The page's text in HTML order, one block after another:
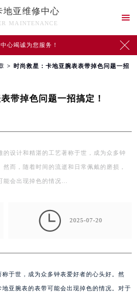
地亚维修中心
MAINTENANCE

心竭诚为您服务！ 
> 时尚救星：卡地亚腕表表带掉色问题一招
带掉色问题一招搞定！
的设计和精湛的工艺著称于世，成为众多钟
然而，随着时间的流逝和日常佩戴的磨损，
能会出现掉色的情况…
 2025-07-20
于世，成为众多钟表爱好者的心头好。然
亚腕表的表带可能会出现掉色的情况。对于